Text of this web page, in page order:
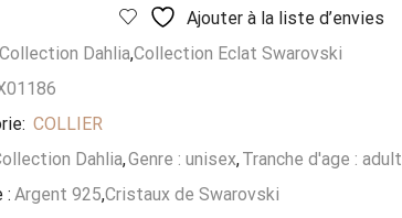
Ajouter à la liste d’envies
Collection Dahlia,Collection Eclat Swarovski
COLLIER
Dahlia,Genre : unisex,Tranche d'age : adult
: Argent 925,Cristaux de Swarovski